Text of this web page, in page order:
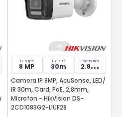
12.5 fps
8 MP
LED si IR
30m
lentila fixa
2.8mm
Camera IP 8MP, AcuSense, LED/
IR 30m, Card, PoE, 2,8mm,
Microfon - HikVision DS-
2CD1083G2-LIUF28